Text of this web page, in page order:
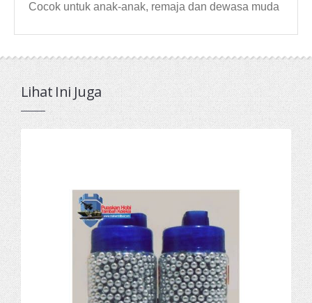
Cocok untuk anak-anak, remaja dan dewasa muda
Lihat Ini Juga